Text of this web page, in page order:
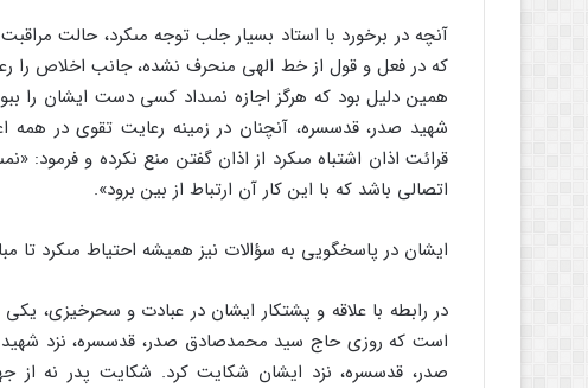
آنچه در برخورد با استاد بسیار جلب توجه مى‏کرد، حالت
که در فعل و قول از خط الهى منحرف نشده، جانب اخلاص را
همین دلیل بود که هرگز اجازه نمى‏داد کسى دست ایشان را
شهید صدر، قدس‏سره، آنچنان در زمینه رعایت تقوى در
قرائت اذان اشتباه مى‏کرد از اذان گفتن منع نکرده و فرمود:
اتصالى باشد که با این کار آن ارتباط از بین برود».
ایشان در پاسخگویى به سؤالات نیز همیشه احتیاط مى‏کرد تا
در رابطه با علاقه و پشتکار ایشان در عبادت و سحرخیزى،
است که روزى حاج سید محمدصادق صدر، قدس‏سره، نزد شهید
صدر، قدس‏سره، نزد ایشان شکایت کرد. شکایت پدر نه از